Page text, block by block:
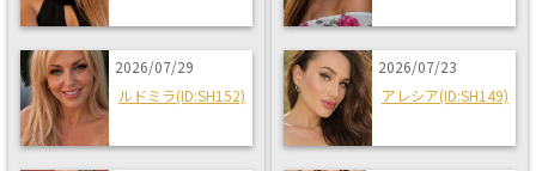
2026/07/29
ルドミラ(ID:SH152)
2026/07/23
アレシア(ID:SH149)